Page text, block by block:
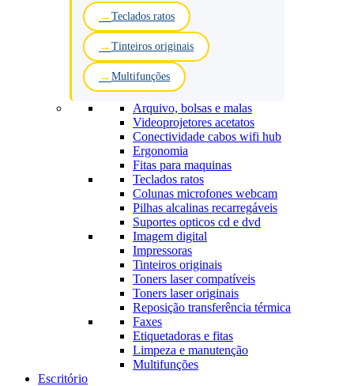
Teclados ratos
Tinteiros originais
Multifunções
Arquivo, bolsas e malas
Videoprojetores acetatos
Conectividade cabos wifi hub
Ergonomia
Fitas para maquinas
Teclados ratos
Colunas microfones webcam
Pilhas alcalinas recarregáveis
Suportes opticos cd e dvd
Imagem digital
Impressoras
Tinteiros originais
Toners laser compatíveis
Toners laser originais
Reposição transferência térmica
Faxes
Etiquetadoras e fitas
Limpeza e manutenção
Multifunções
Escritório